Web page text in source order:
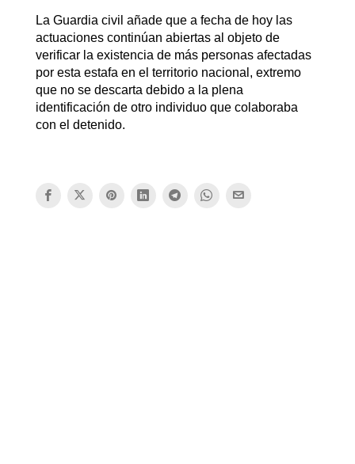
La Guardia civil añade que a fecha de hoy las
actuaciones continúan abiertas al objeto de
verificar la existencia de más personas afectadas
por esta estafa en el territorio nacional, extremo
que no se descarta debido a la plena
identificación de otro individuo que colaboraba
con el detenido.